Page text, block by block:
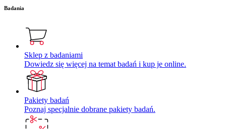
Badania
Sklep z badaniami
Dowiedz się więcej na temat badań i kup je online.
Pakiety badań
Poznaj specjalnie dobrane pakiety badań.